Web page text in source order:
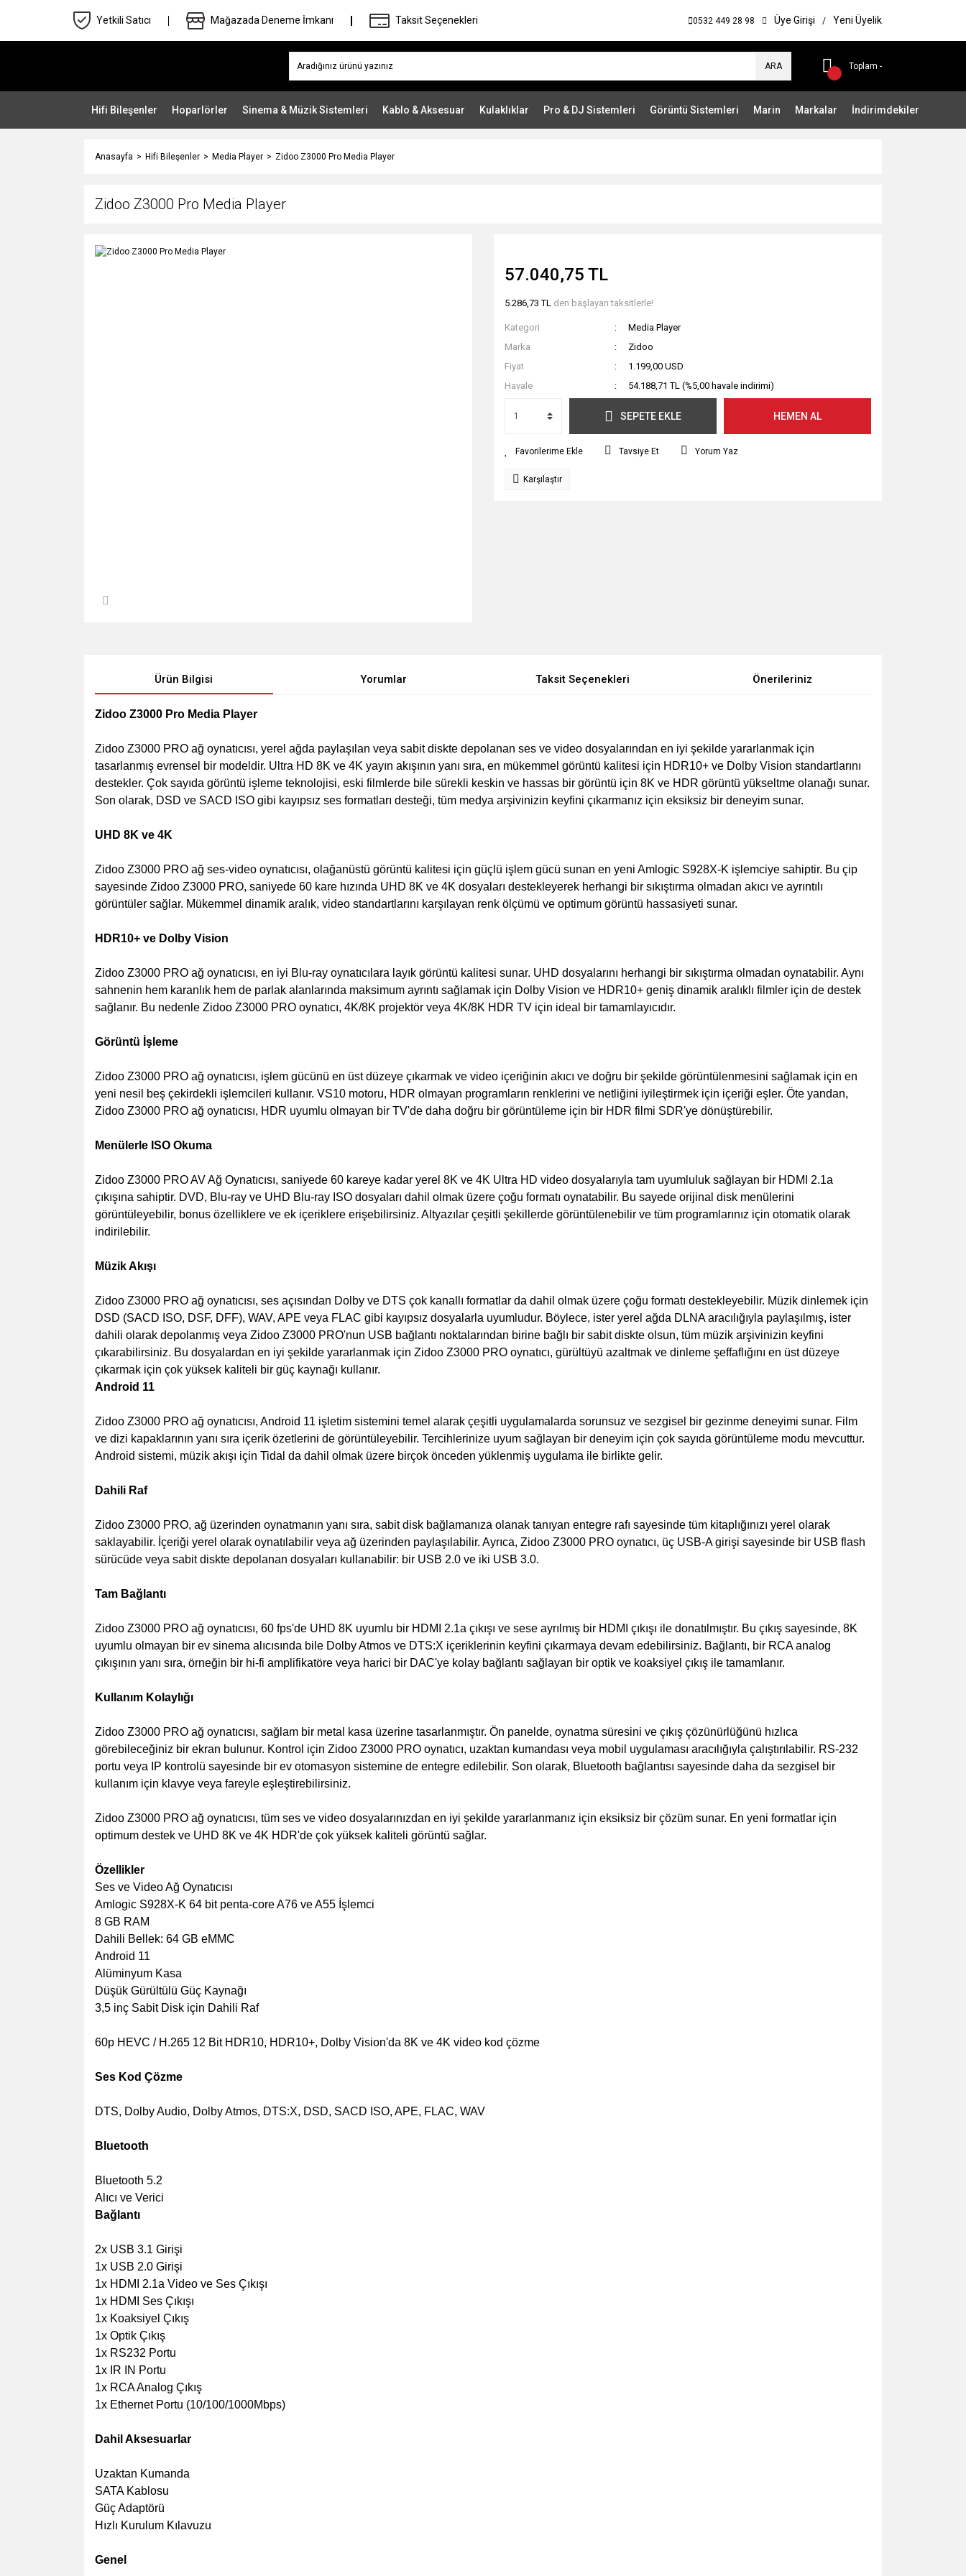
Yetkili Satıcı Mağazada Deneme İmkanı Taksit Seçenekleri 0532 449 28 98 Üye Girişi / Yeni Üyelik
ARA Toplam -
Hifi Bileşenler Hoparlörler Sinema & Müzik Sistemleri Kablo & Aksesuar Kulaklıklar Pro & DJ Sistemleri Görüntü Sistemleri Marin Markalar İndirimdekiler
Anasayfa Hifi Bileşenler Media Player Zidoo Z3000 Pro Media Player
Zidoo Z3000 Pro Media Player
57.040,75 TL
5.286,73 TL den başlayan taksitlerle!
Kategori
Media Player
Marka
Zidoo
Fiyat
1.199,00 USD
Havale
54.188,71 TL (%5,00 havale indirimi)
SEPETE EKLE HEMEN AL
Tavsiye Et Yorum Yaz
Karşılaştır
Ürün Bilgisi Yorumlar Taksit Seçenekleri Önerileriniz
Zidoo Z3000 Pro Media Player
Zidoo Z3000 PRO ağ oynatıcısı, yerel ağda paylaşılan veya sabit diskte depolanan ses ve video dosyalarından en iyi şekilde yararlanmak için
tasarlanmış evrensel bir modeldir. Ultra HD 8K ve 4K yayın akışının yanı sıra, en mükemmel görüntü kalitesi için HDR10+ ve Dolby Vision standartlarını
destekler. Çok sayıda görüntü işleme teknolojisi, eski filmlerde bile sürekli keskin ve hassas bir görüntü için 8K ve HDR görüntü yükseltme olanağı sunar.
Son olarak, DSD ve SACD ISO gibi kayıpsız ses formatları desteği, tüm medya arşivinizin keyfini çıkarmanız için eksiksiz bir deneyim sunar.
UHD 8K ve 4K
Zidoo Z3000 PRO ağ ses-video oynatıcısı, olağanüstü görüntü kalitesi için güçlü işlem gücü sunan en yeni Amlogic S928X-K işlemciye sahiptir. Bu çip
sayesinde Zidoo Z3000 PRO, saniyede 60 kare hızında UHD 8K ve 4K dosyaları destekleyerek herhangi bir sıkıştırma olmadan akıcı ve ayrıntılı
görüntüler sağlar. Mükemmel dinamik aralık, video standartlarını karşılayan renk ölçümü ve optimum görüntü hassasiyeti sunar.
HDR10+ ve Dolby Vision
Zidoo Z3000 PRO ağ oynatıcısı, en iyi Blu-ray oynatıcılara layık görüntü kalitesi sunar. UHD dosyalarını herhangi bir sıkıştırma olmadan oynatabilir. Aynı
sahnenin hem karanlık hem de parlak alanlarında maksimum ayrıntı sağlamak için Dolby Vision ve HDR10+ geniş dinamik aralıklı filmler için de destek
sağlanır. Bu nedenle Zidoo Z3000 PRO oynatıcı, 4K/8K projektör veya 4K/8K HDR TV için ideal bir tamamlayıcıdır.
Görüntü İşleme
Zidoo Z3000 PRO ağ oynatıcısı, işlem gücünü en üst düzeye çıkarmak ve video içeriğinin akıcı ve doğru bir şekilde görüntülenmesini sağlamak için en
yeni nesil beş çekirdekli işlemcileri kullanır. VS10 motoru, HDR olmayan programların renklerini ve netliğini iyileştirmek için içeriği eşler. Öte yandan,
Zidoo Z3000 PRO ağ oynatıcısı, HDR uyumlu olmayan bir TV'de daha doğru bir görüntüleme için bir HDR filmi SDR'ye dönüştürebilir.
Menülerle ISO Okuma
Zidoo Z3000 PRO AV Ağ Oynatıcısı, saniyede 60 kareye kadar yerel 8K ve 4K Ultra HD video dosyalarıyla tam uyumluluk sağlayan bir HDMI 2.1a
çıkışına sahiptir. DVD, Blu-ray ve UHD Blu-ray ISO dosyaları dahil olmak üzere çoğu formatı oynatabilir. Bu sayede orijinal disk menülerini
görüntüleyebilir, bonus özelliklere ve ek içeriklere erişebilirsiniz. Altyazılar çeşitli şekillerde görüntülenebilir ve tüm programlarınız için otomatik olarak
indirilebilir.
Müzik Akışı
Zidoo Z3000 PRO ağ oynatıcısı, ses açısından Dolby ve DTS çok kanallı formatlar da dahil olmak üzere çoğu formatı destekleyebilir. Müzik dinlemek için
DSD (SACD ISO, DSF, DFF), WAV, APE veya FLAC gibi kayıpsız dosyalarla uyumludur. Böylece, ister yerel ağda DLNA aracılığıyla paylaşılmış, ister
dahili olarak depolanmış veya Zidoo Z3000 PRO'nun USB bağlantı noktalarından birine bağlı bir sabit diskte olsun, tüm müzik arşivinizin keyfini
çıkarabilirsiniz. Bu dosyalardan en iyi şekilde yararlanmak için Zidoo Z3000 PRO oynatıcı, gürültüyü azaltmak ve dinleme şeffaflığını en üst düzeye
çıkarmak için çok yüksek kaliteli bir güç kaynağı kullanır.
Android 11
Zidoo Z3000 PRO ağ oynatıcısı, Android 11 işletim sistemini temel alarak çeşitli uygulamalarda sorunsuz ve sezgisel bir gezinme deneyimi sunar. Film
ve dizi kapaklarının yanı sıra içerik özetlerini de görüntüleyebilir. Tercihlerinize uyum sağlayan bir deneyim için çok sayıda görüntüleme modu mevcuttur.
Android sistemi, müzik akışı için Tidal da dahil olmak üzere birçok önceden yüklenmiş uygulama ile birlikte gelir.
Dahili Raf
Zidoo Z3000 PRO, ağ üzerinden oynatmanın yanı sıra, sabit disk bağlamanıza olanak tanıyan entegre rafı sayesinde tüm kitaplığınızı yerel olarak
saklayabilir. İçeriği yerel olarak oynatılabilir veya ağ üzerinden paylaşılabilir. Ayrıca, Zidoo Z3000 PRO oynatıcı, üç USB-A girişi sayesinde bir USB flash
sürücüde veya sabit diskte depolanan dosyaları kullanabilir: bir USB 2.0 ve iki USB 3.0.
Tam Bağlantı
Zidoo Z3000 PRO ağ oynatıcısı, 60 fps'de UHD 8K uyumlu bir HDMI 2.1a çıkışı ve sese ayrılmış bir HDMI çıkışı ile donatılmıştır. Bu çıkış sayesinde, 8K
uyumlu olmayan bir ev sinema alıcısında bile Dolby Atmos ve DTS:X içeriklerinin keyfini çıkarmaya devam edebilirsiniz. Bağlantı, bir RCA analog
çıkışının yanı sıra, örneğin bir hi-fi amplifikatöre veya harici bir DAC'ye kolay bağlantı sağlayan bir optik ve koaksiyel çıkış ile tamamlanır.
Kullanım Kolaylığı
Zidoo Z3000 PRO ağ oynatıcısı, sağlam bir metal kasa üzerine tasarlanmıştır. Ön panelde, oynatma süresini ve çıkış çözünürlüğünü hızlıca
görebileceğiniz bir ekran bulunur. Kontrol için Zidoo Z3000 PRO oynatıcı, uzaktan kumandası veya mobil uygulaması aracılığıyla çalıştırılabilir. RS-232
portu veya IP kontrolü sayesinde bir ev otomasyon sistemine de entegre edilebilir. Son olarak, Bluetooth bağlantısı sayesinde daha da sezgisel bir
kullanım için klavye veya fareyle eşleştirebilirsiniz.
Zidoo Z3000 PRO ağ oynatıcısı, tüm ses ve video dosyalarınızdan en iyi şekilde yararlanmanız için eksiksiz bir çözüm sunar. En yeni formatlar için
optimum destek ve UHD 8K ve 4K HDR'de çok yüksek kaliteli görüntü sağlar.
Özellikler
Ses ve Video Ağ Oynatıcısı
Amlogic S928X-K 64 bit penta-core A76 ve A55 İşlemci
8 GB RAM
Dahili Bellek: 64 GB eMMC
Android 11
Alüminyum Kasa
Düşük Gürültülü Güç Kaynağı
3,5 inç Sabit Disk için Dahili Raf
60p HEVC / H.265 12 Bit HDR10, HDR10+, Dolby Vision'da 8K ve 4K video kod çözme
Ses Kod Çözme
DTS, Dolby Audio, Dolby Atmos, DTS:X, DSD, SACD ISO, APE, FLAC, WAV
Bluetooth
Bluetooth 5.2
Alıcı ve Verici
Bağlantı
2x USB 3.1 Girişi
1x USB 2.0 Girişi
1x HDMI 2.1a Video ve Ses Çıkışı
1x HDMI Ses Çıkışı
1x Koaksiyel Çıkış
1x Optik Çıkış
1x RS232 Portu
1x IR IN Portu
1x RCA Analog Çıkış
1x Ethernet Portu (10/100/1000Mbps)
Dahil Aksesuarlar
Uzaktan Kumanda
SATA Kablosu
Güç Adaptörü
Hızlı Kurulum Kılavuzu
Genel